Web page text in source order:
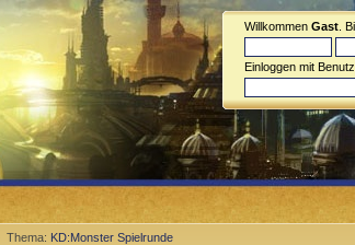
Willkommen Gast .
Einloggen mit
Thema: KD:Monster Spielrunde